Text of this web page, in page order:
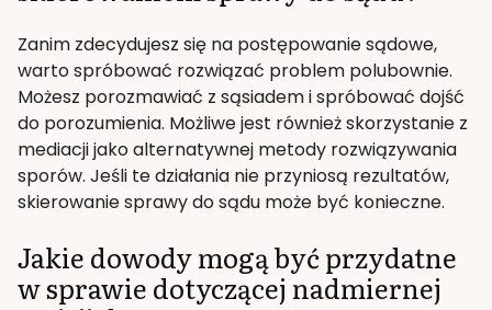
Zanim zdecydujesz się na postępowanie sądowe,
warto spróbować rozwiązać problem polubownie.
Możesz porozmawiać z sąsiadem i spróbować dojść
do porozumienia. Możliwe jest również skorzystanie z
mediacji jako alternatywnej metody rozwiązywania
sporów. Jeśli te działania nie przyniosą rezultatów,
skierowanie sprawy do sądu może być konieczne.
Jakie dowody mogą być przydatne
w sprawie dotyczącej nadmiernej